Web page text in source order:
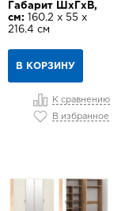
Габарит ШхГхВ,
см: 160.2 х 55 х
216.4 см
В КОРЗИНУ
К сравнению
В избранное